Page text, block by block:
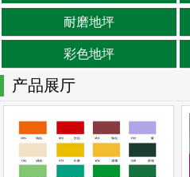
耐磨地坪
彩色地坪
产品展厅
环氧地坪漆
环氧地坪 查看详情